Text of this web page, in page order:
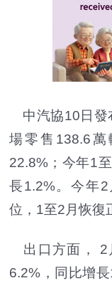
中汽協10日發
場零售138.6
22.8%；今年1
長1.2%。今年
位，1至2月恢復
出口方面， 2
6.2%，同比增